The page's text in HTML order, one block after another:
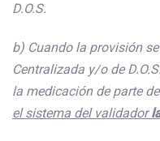
D.O.S.
b) Cuando la provisión
Centralizada y/o de
la medicación de parte
el sistema del validador